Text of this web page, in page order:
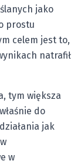
jako
prostu
celem jest to,
natrafił
tym większa
do
jak
w